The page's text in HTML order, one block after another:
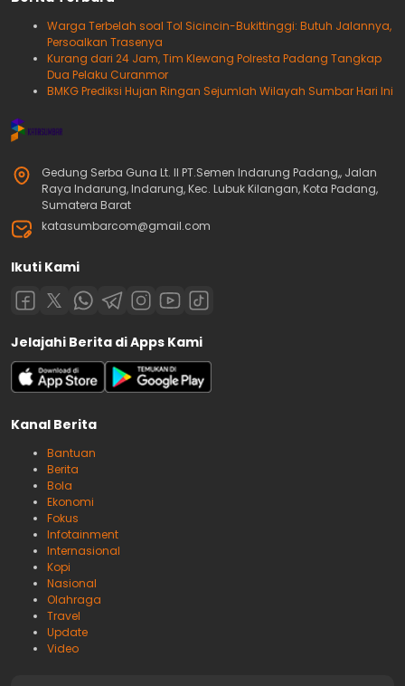
Warga Terbelah soal Tol Sicincin-Bukittinggi: Butuh Jalannya,
Persoalkan Trasenya
Kurang dari 24 Jam, Tim Klewang Polresta Padang Tangkap
Dua Pelaku Curanmor
BMKG Prediksi Hujan Ringan Sejumlah Wilayah Sumbar Hari Ini
Gedung Serba Guna Lt. II PT.Semen Indarung Padang,, Jalan
Raya Indarung, Indarung, Kec. Lubuk Kilangan, Kota Padang,
Sumatera Barat
katasumbarcom@gmail.com
Ikuti Kami
Jelajahi Berita di Apps Kami
Kanal Berita
Bantuan
Berita
Bola
Ekonomi
Fokus
Infotainment
Internasional
Kopi
Nasional
Olahraga
Travel
Update
Video